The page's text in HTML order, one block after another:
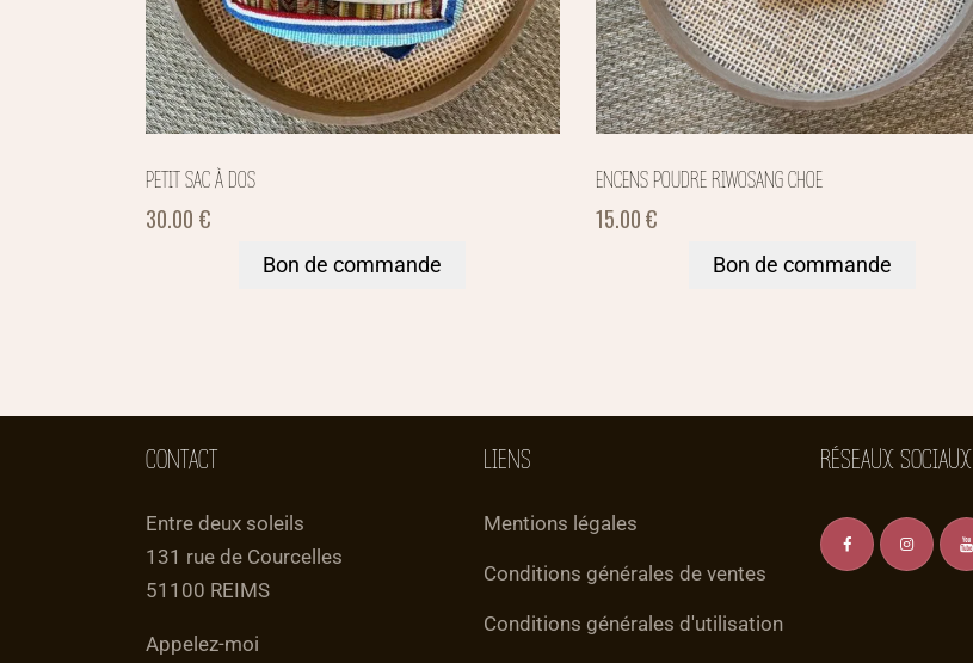
PETIT SAC À DOS
30.00 €
Bon de commande
ENCENS POUDRE RIWOSANG CHOE
15.00€
Bon de commande
CONTACT
Entre deux soleils
131 rue de Courcelles
51100 REIMS
Appelez-moi
LIENS
Mentions légales
Conditions générales de ventes
Conditions générales d'utilisation
RÉSEAUX SOCIAUX